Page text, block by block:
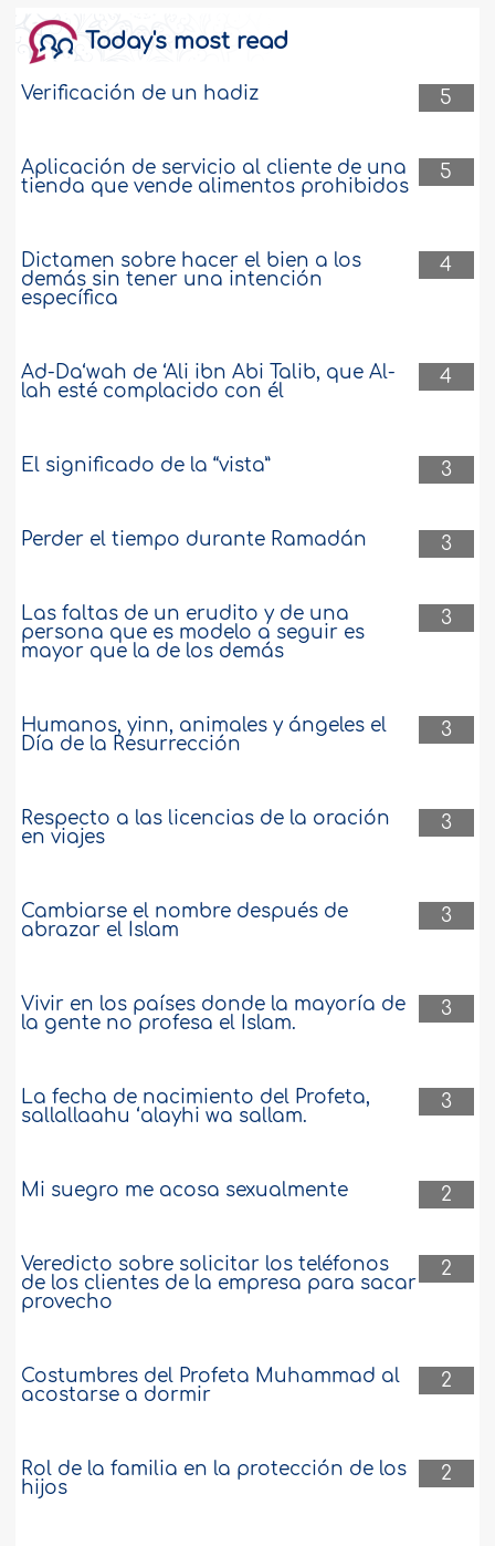
Today's most read
5
Verificación de un hadiz
5
Aplicación de servicio al cliente de una
tienda que vende alimentos prohibidos
4
Dictamen sobre hacer el bien a los
demás sin tener una intención
específica
4
Ad-Da‘wah de ‘Ali ibn Abi Talib, que Al-
lah esté complacido con él
3
El significado de la “vista”
3
Perder el tiempo durante Ramadán
3
Las faltas de un erudito y de una
persona que es modelo a seguir es
mayor que la de los demás
3
Humanos, yinn, animales y ángeles el
Día de la Resurrección
3
Respecto a las licencias de la oración
en viajes
3
Cambiarse el nombre después de
abrazar el Islam
3
Vivir en los países donde la mayoría de
la gente no profesa el Islam.
3
La fecha de nacimiento del Profeta,
sallallaahu ‘alayhi wa sallam.
2
Mi suegro me acosa sexualmente
2
Veredicto sobre solicitar los teléfonos
de los clientes de la empresa para sacar
provecho
2
Costumbres del Profeta Muhammad al
acostarse a dormir
2
Rol de la familia en la protección de los
hijos